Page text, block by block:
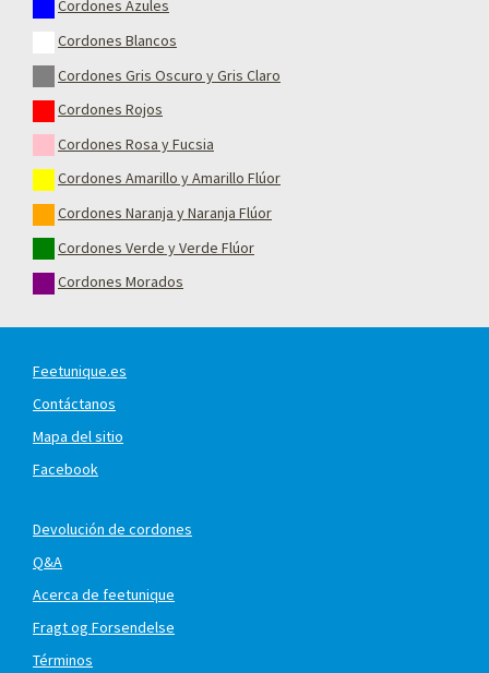
Cordones Azules
Cordones Blancos
Cordones Gris Oscuro y Gris Claro
Cordones Rojos
Cordones Rosa y Fucsia
Cordones Amarillo y Amarillo Flúor
Cordones Naranja y Naranja Flúor
Cordones Verde y Verde Flúor
Cordones Morados
Feetunique.es
Contáctanos
Mapa del sitio
Facebook
Devolución de cordones
Q&A
Acerca de feetunique
Fragt og Forsendelse
Términos